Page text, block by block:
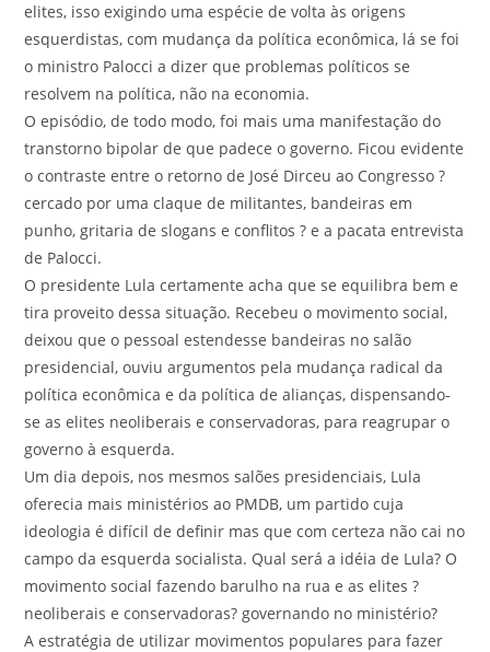
elites, isso exigindo uma espécie de volta às origens
esquerdistas, com mudança da política econômica, lá se foi
o ministro Palocci a dizer que problemas políticos se
resolvem na política, não na economia.
O episódio, de todo modo, foi mais uma manifestação do
transtorno bipolar de que padece o governo. Ficou evidente
o contraste entre o retorno de José Dirceu ao Congresso ?
cercado por uma claque de militantes, bandeiras em
punho, gritaria de slogans e conflitos ? e a pacata entrevista
de Palocci.
O presidente Lula certamente acha que se equilibra bem e
tira proveito dessa situação. Recebeu o movimento social,
deixou que o pessoal estendesse bandeiras no salão
presidencial, ouviu argumentos pela mudança radical da
política econômica e da política de alianças, dispensando-
se as elites neoliberais e conservadoras, para reagrupar o
governo à esquerda.
Um dia depois, nos mesmos salões presidenciais, Lula
oferecia mais ministérios ao PMDB, um partido cuja
ideologia é difícil de definir mas que com certeza não cai no
campo da esquerda socialista. Qual será a idéia de Lula? O
movimento social fazendo barulho na rua e as elites ?
neoliberais e conservadoras? governando no ministério?
A estratégia de utilizar movimentos populares para fazer